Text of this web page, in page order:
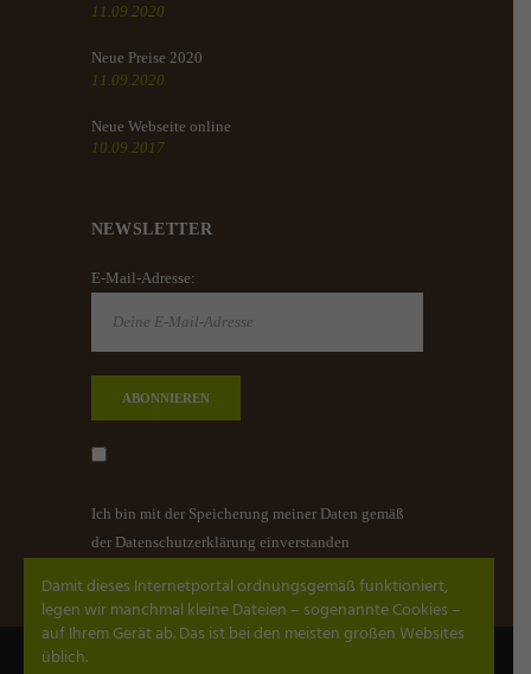
11.09.2020
Neue Preise 2020
11.09.2020
Neue Webseite online
10.09.2017
NEWSLETTER
E-Mail-Adresse:
Ich bin mit der Speicherung meiner Daten gemäß
der Datenschutzerklärung einverstanden
Damit dieses Internetportal ordnungsgemäß funktioniert,
legen wir manchmal kleine Dateien – sogenannte Cookies –
auf Ihrem Gerät ab. Das ist bei den meisten großen Websites
üblich.